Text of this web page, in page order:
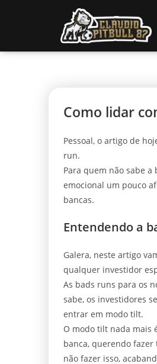
Como lidar
Pessoal, o artigo de
run.
Para quem não sabe
emocional um pouco
bancas.
Entendendo a
Galera, neste artigo
qualquer investidor
As bads runs para os
sabe, os investidores
entrar em modo tilt.
O modo tilt nada mais
banca, querendo
não fazer isso,